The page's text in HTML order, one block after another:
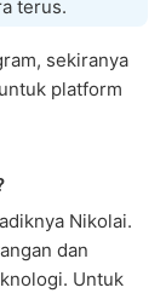
terus.
sekiranya
platform
Nikolai.
dan
Untuk